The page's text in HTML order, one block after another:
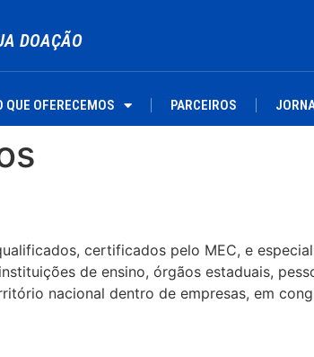
DOAÇÃO
QUE OFERECEMOS PARCEIROS
certificados pelo MEC, e
de ensino, órgãos estaduais,
nacional dentro de empresas, em